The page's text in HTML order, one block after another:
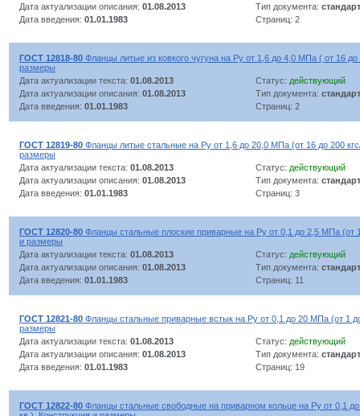
Дата актуализации описания: 01.08.2013 Тип документа: стандарт
Дата введения: 01.01.1983 Страниц: 2
ГОСТ 12818-80 Фланцы литые из ковкого чугуна на Ру от 1,6 до 4,0 МПа ( от 16 до
размеры
Дата актуализации текста: 01.08.2013 Статус: действующий
Дата актуализации описания: 01.08.2013 Тип документа: стандарт
Дата введения: 01.01.1983 Страниц: 2
ГОСТ 12819-80 Фланцы литые стальные на Ру от 1,6 до 20,0 МПа (от 16 до 200
размеры
Дата актуализации текста: 01.08.2013 Статус: действующий
Дата актуализации описания: 01.08.2013 Тип документа: стандарт
Дата введения: 01.01.1983 Страниц: 3
ГОСТ 12820-80 Фланцы стальные плоские приварные на Ру от 0,1 до 2,5 МПа (от
и размеры
Дата актуализации текста: 01.08.2013 Статус: действующий
Дата актуализации описания: 01.08.2013 Тип документа: стандарт
Дата введения: 01.01.1983 Страниц: 11
ГОСТ 12821-80 Фланцы стальные приварные встык на Ру от 0,1 до 20 МПа (от 1
размеры
Дата актуализации текста: 01.08.2013 Статус: действующий
Дата актуализации описания: 01.08.2013 Тип документа: стандарт
Дата введения: 01.01.1983 Страниц: 19
ГОСТ 12822-80 Фланцы стальные свободные на приварном кольце на Ру от 0,1